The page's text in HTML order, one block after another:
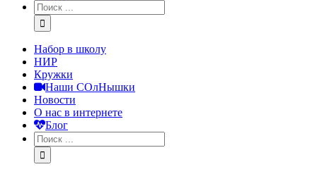
Набор в школу
НИР
Кружки
Наши СОлНышки
Новости
О нас в интернете
Блог